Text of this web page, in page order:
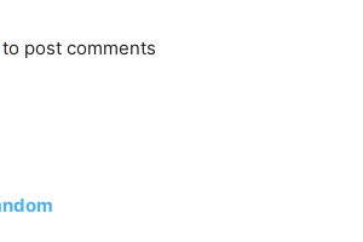
to post comments